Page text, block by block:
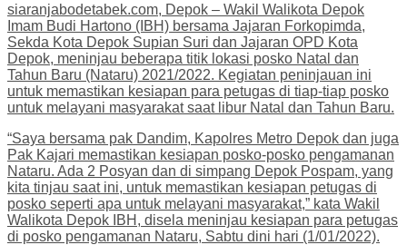
siaranjabodetabek.com, Depok – Wakil Walikota Depok
Imam Budi Hartono (IBH) bersama Jajaran Forkopimda,
Sekda Kota Depok Supian Suri dan Jajaran OPD Kota
Depok, meninjau beberapa titik lokasi posko Natal dan
Tahun Baru (Nataru) 2021/2022. Kegiatan peninjauan ini
untuk memastikan kesiapan para petugas di tiap-tiap posko
untuk melayani masyarakat saat libur Natal dan Tahun Baru.
“Saya bersama pak Dandim, Kapolres Metro Depok dan juga
Pak Kajari memastikan kesiapan posko-posko pengamanan
Nataru. Ada 2 Posyan dan di simpang Depok Pospam, yang
kita tinjau saat ini, untuk memastikan kesiapan petugas di
posko seperti apa untuk melayani masyarakat,” kata Wakil
Walikota Depok IBH, disela meninjau kesiapan para petugas
di posko pengamanan Nataru, Sabtu dini hari (1/01/2022).